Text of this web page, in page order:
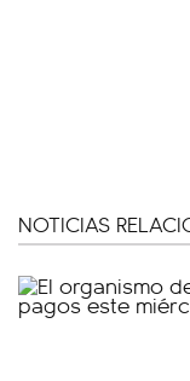
NOTICIAS